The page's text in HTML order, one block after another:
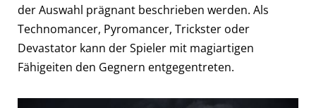
der Auswahl prägnant beschrieben werden. Als
Technomancer, Pyromancer, Trickster oder
Devastator kann der Spieler mit magiartigen
Fähigeiten den Gegnern entgegentreten.